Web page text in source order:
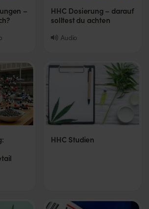
–
HHC Dosierung – darauf
solltest du achten
Audio
HHC Studien